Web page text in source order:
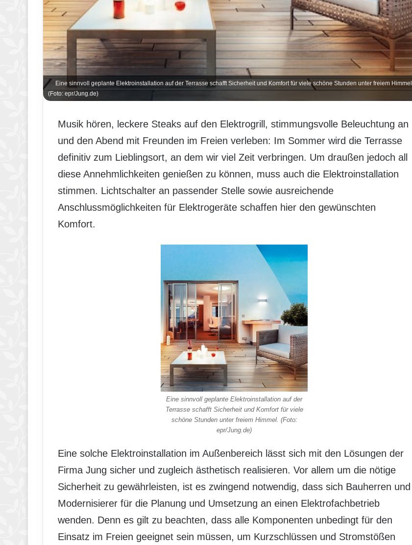
Eine sinnvoll geplante Elektroinstallation auf der Terrasse schafft Sicherheit und Komfort für viele schöne Stunden unter freiem Himmel.
(Foto: epr/Jung.de)
Musik hören, leckere Steaks auf den Elektrogrill, stimmungsvolle Beleuchtung an
und den Abend mit Freunden im Freien verleben: Im Sommer wird die Terrasse
definitiv zum Lieblingsort, an dem wir viel Zeit verbringen. Um draußen jedoch all
diese Annehmlichkeiten genießen zu können, muss auch die Elektroinstallation
stimmen. Lichtschalter an passender Stelle sowie ausreichende
Anschlussmöglichkeiten für Elektrogeräte schaffen hier den gewünschten
Komfort.
Eine sinnvoll geplante Elektroinstallation auf der
Terrasse schafft Sicherheit und Komfort für viele
schöne Stunden unter freiem Himmel. (Foto:
epr/Jung.de)
Eine solche Elektroinstallation im Außenbereich lässt sich mit den Lösungen der
Firma Jung sicher und zugleich ästhetisch realisieren. Vor allem um die nötige
Sicherheit zu gewährleisten, ist es zwingend notwendig, dass sich Bauherren und
Modernisierer für die Planung und Umsetzung an einen Elektrofachbetrieb
wenden. Denn es gilt zu beachten, dass alle Komponenten unbedingt für den
Einsatz im Freien geeignet sein müssen, um Kurzschlüssen und Stromstößen